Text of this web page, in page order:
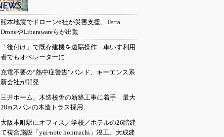
熊本地震でドローン6社が災害支援、Terra
DroneやLiberawareらが出動
「後付け」で既存建機を遠隔操作 車いす利用
者でもオペレーターに
充電不要の“熱中症警告”バンド、キーエンス系
新会社が開発
三井ホーム、木造校舎の新築工事に着手 最大
28mスパンの木造トラス採用
大阪本町駅にオフィス／学校／ホテルの26階建
て複合施設「yui-note honmachi」竣工、大成建